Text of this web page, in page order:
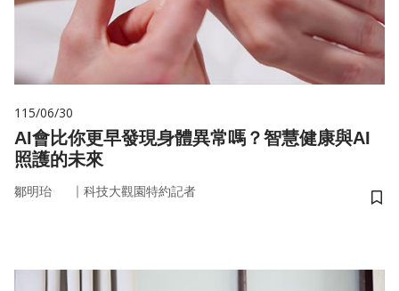
115/06/30
AI會比你更早發現身體異常嗎？智慧健康與AI
照護的未來
鄒明珆 ｜ 科技大觀園特約記者
儲